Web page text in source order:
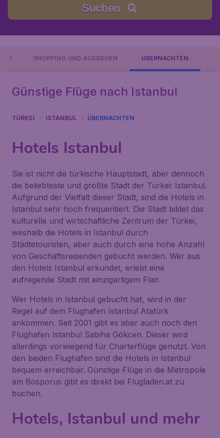
Suchen
SHOPPING UND AUSGEHEN ÜBERNACHTEN
Günstige Flüge nach Istanbul
TÜRKEI ISTANBUL ÜBERNACHTEN
Hotels Istanbul
Sie ist nicht die türkische Hauptstadt, aber dennoch
die beliebteste und größte Stadt der Türkei: Istanbul.
Aufgrund der Vielfalt dieser Stadt, sind die Hotels in
Istanbul sehr hoch frequentiert. Die Stadt bildet das
kulturelle und wirtschaftliche Zentrum der Türkei,
weshalb die Hotels in Istanbul durch
Städtetouristen, aber auch durch eine hohe Anzahl
von Geschäftsreisenden gebucht werden. Wer aus
den Hotels Istanbul erkundet, erlebt eine
aufregende Stadt mit einzigartigem Flair.
Wer Hotels in Istanbul gebucht hat, wird in der
Regel auf dem Flughafen Istanbul Atatürk
ankommen. Seit 2001 gibt es aber auch noch den
Flughafen Istanbul Sabiha Gökcen. Dieser wird
allerdings vorwiegend für Charterflüge genutzt. Von
den beiden Flughäfen sind die Hotels in Istanbul
bequem erreichbar. Günstige Flüge in die Metropole
am Bosporus gibt es direkt bei Flugladen.at zu
buchen.
Hotels, Istanbul und mehr